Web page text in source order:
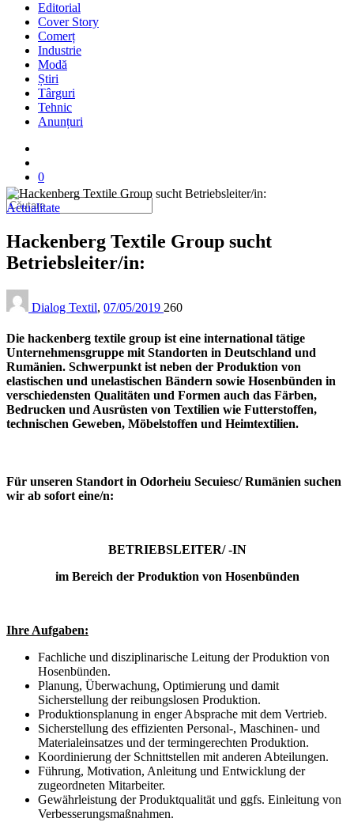
Editorial
Cover Story
Comerț
Industrie
Modă
Știri
Târguri
Tehnic
Anunțuri
0
Actualitate
Hackenberg Textile Group sucht
Betriebsleiter/in:
Dialog Textil, 07/05/2019 260
Die hackenberg textile group ist eine international tätige
Unternehmensgruppe mit Standorten in Deutschland und
Rumänien. Schwerpunkt ist neben der Produktion von
elastischen und unelastischen Bändern sowie Hosenbünden in
verschiedensten Qualitäten und Formen auch das Färben,
Bedrucken und Ausrüsten von Textilien wie Futterstoffen,
technischen Geweben, Möbelstoffen und Heimtextilien.
Für unseren Standort in Odorheiu Secuiesc/ Rumänien suchen
wir ab sofort eine/n:
BETRIEBSLEITER/ -IN
im Bereich der Produktion von Hosenbünden
Ihre Aufgaben:
Fachliche und disziplinarische Leitung der Produktion von
Hosenbünden.
Planung, Überwachung, Optimierung und damit
Sicherstellung der reibungslosen Produktion.
Produktionsplanung in enger Absprache mit dem Vertrieb.
Sicherstellung des effizienten Personal-, Maschinen- und
Materialeinsatzes und der termingerechten Produktion.
Koordinierung der Schnittstellen mit anderen Abteilungen.
Führung, Motivation, Anleitung und Entwicklung der
zugeordneten Mitarbeiter.
Gewährleistung der Produktqualität und ggfs. Einleitung von
Verbesserungsmaßnahmen.